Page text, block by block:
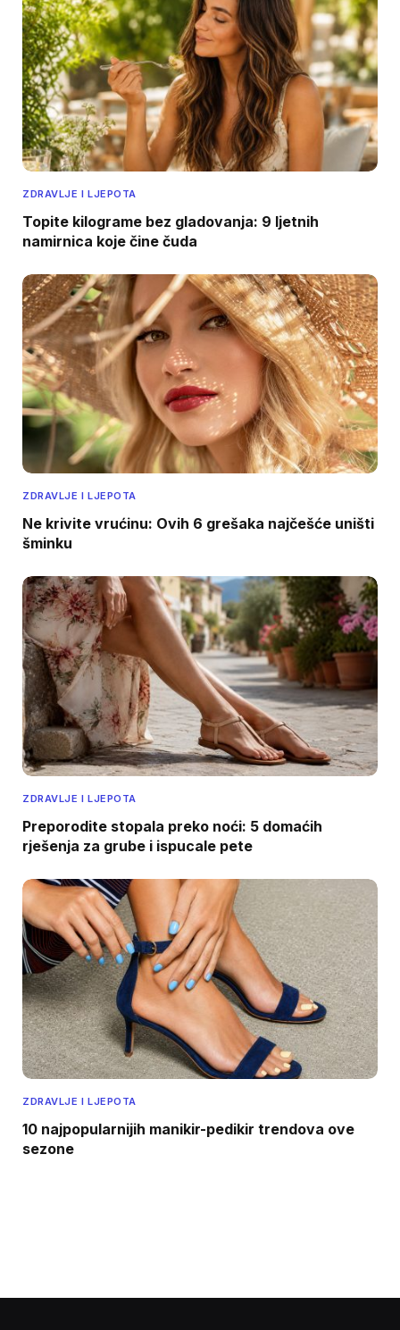
ZDRAVLJE I LJEPOTA
Topite kilograme bez gladovanja: 9 ljetnih
namirnica koje čine čuda
ZDRAVLJE I LJEPOTA
Ne krivite vrućinu: Ovih 6 grešaka najčešće uništi
šminku
ZDRAVLJE I LJEPOTA
Preporodite stopala preko noći: 5 domaćih
rješenja za grube i ispucale pete
ZDRAVLJE I LJEPOTA
10 najpopularnijih manikir-pedikir trendova ove
sezone